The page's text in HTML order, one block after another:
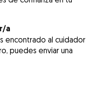
a
encontrado al cuidador
puedes enviar una